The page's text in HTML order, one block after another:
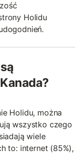
Holidu
Holidu, można
wszystko czego
wiele
to: internet (85%),